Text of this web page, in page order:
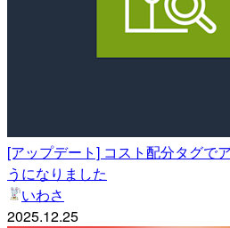
[アップデート] コスト配分タグで
うになりました
いわさ
2025.12.25